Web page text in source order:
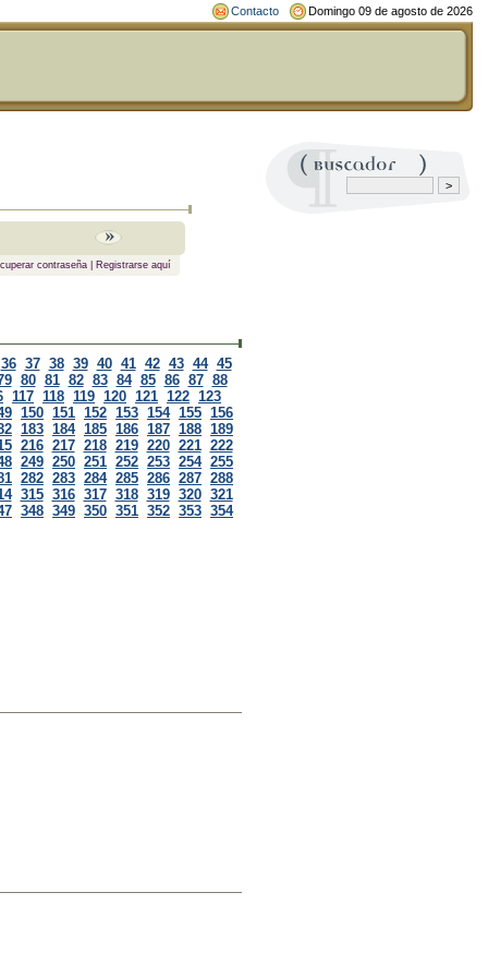
Contacto Domingo 09 de agosto de 2026
contraseña| Registrarse aquí
36 37 38 39 40 41 42 43 44 45
80 81 82 83 84 85 86 87 88
117 118 119 120 121 122 123
150 151 152 153 154 155 156
183 184 185 186 187 188 189
216 217 218 219 220 221 222
249 250 251 252 253 254 255
282 283 284 285 286 287 288
315 316 317 318 319 320 321
348 349 350 351 352 353 354